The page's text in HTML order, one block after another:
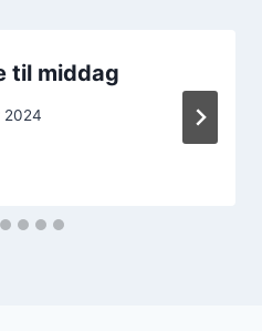
til middag
2024